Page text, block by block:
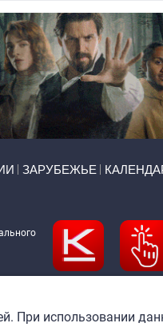
ЗАРУБЕЖЬЕ
При использовании